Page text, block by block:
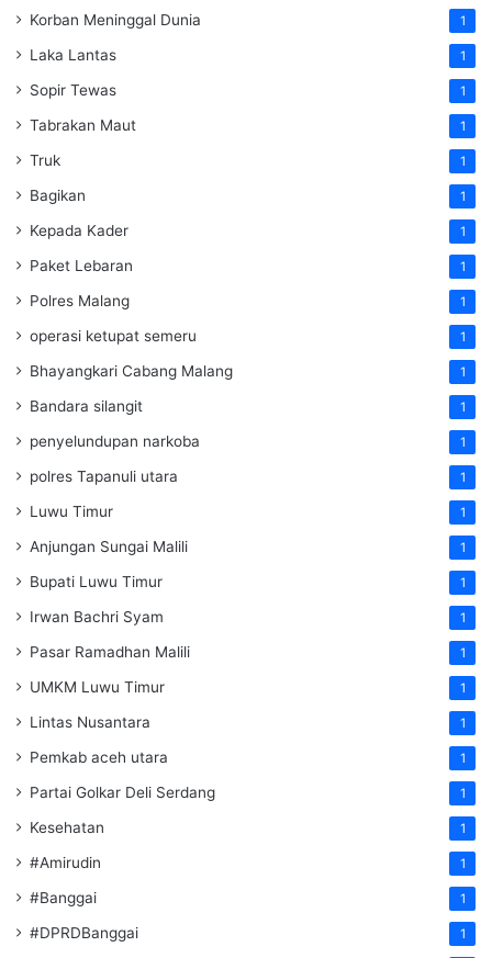
Korban Meninggal Dunia 1
Laka Lantas 1
Sopir Tewas 1
Tabrakan Maut 1
Truk 1
Bagikan 1
Kepada Kader 1
Paket Lebaran 1
Polres Malang 1
operasi ketupat semeru 1
Bhayangkari Cabang Malang 1
Bandara silangit 1
penyelundupan narkoba 1
polres Tapanuli utara 1
Luwu Timur 1
Anjungan Sungai Malili 1
Bupati Luwu Timur 1
Irwan Bachri Syam 1
Pasar Ramadhan Malili 1
UMKM Luwu Timur 1
Lintas Nusantara 1
Pemkab aceh utara 1
Partai Golkar Deli Serdang 1
Kesehatan 1
#Amirudin 1
#Banggai 1
#DPRDBanggai 1